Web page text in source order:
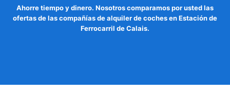
Ahorre tiempo y dinero. Nosotros comparamos por usted las
ofertas de las compañías de alquiler de coches en Estación de
Ferrocarril de Calais.